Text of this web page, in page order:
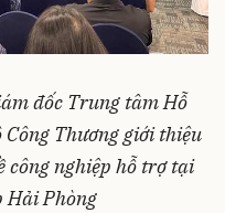
đốc Trung tâm Hỗ
Thương giới thiệu
công nghiệp hỗ trợ tại
Hải Phòng